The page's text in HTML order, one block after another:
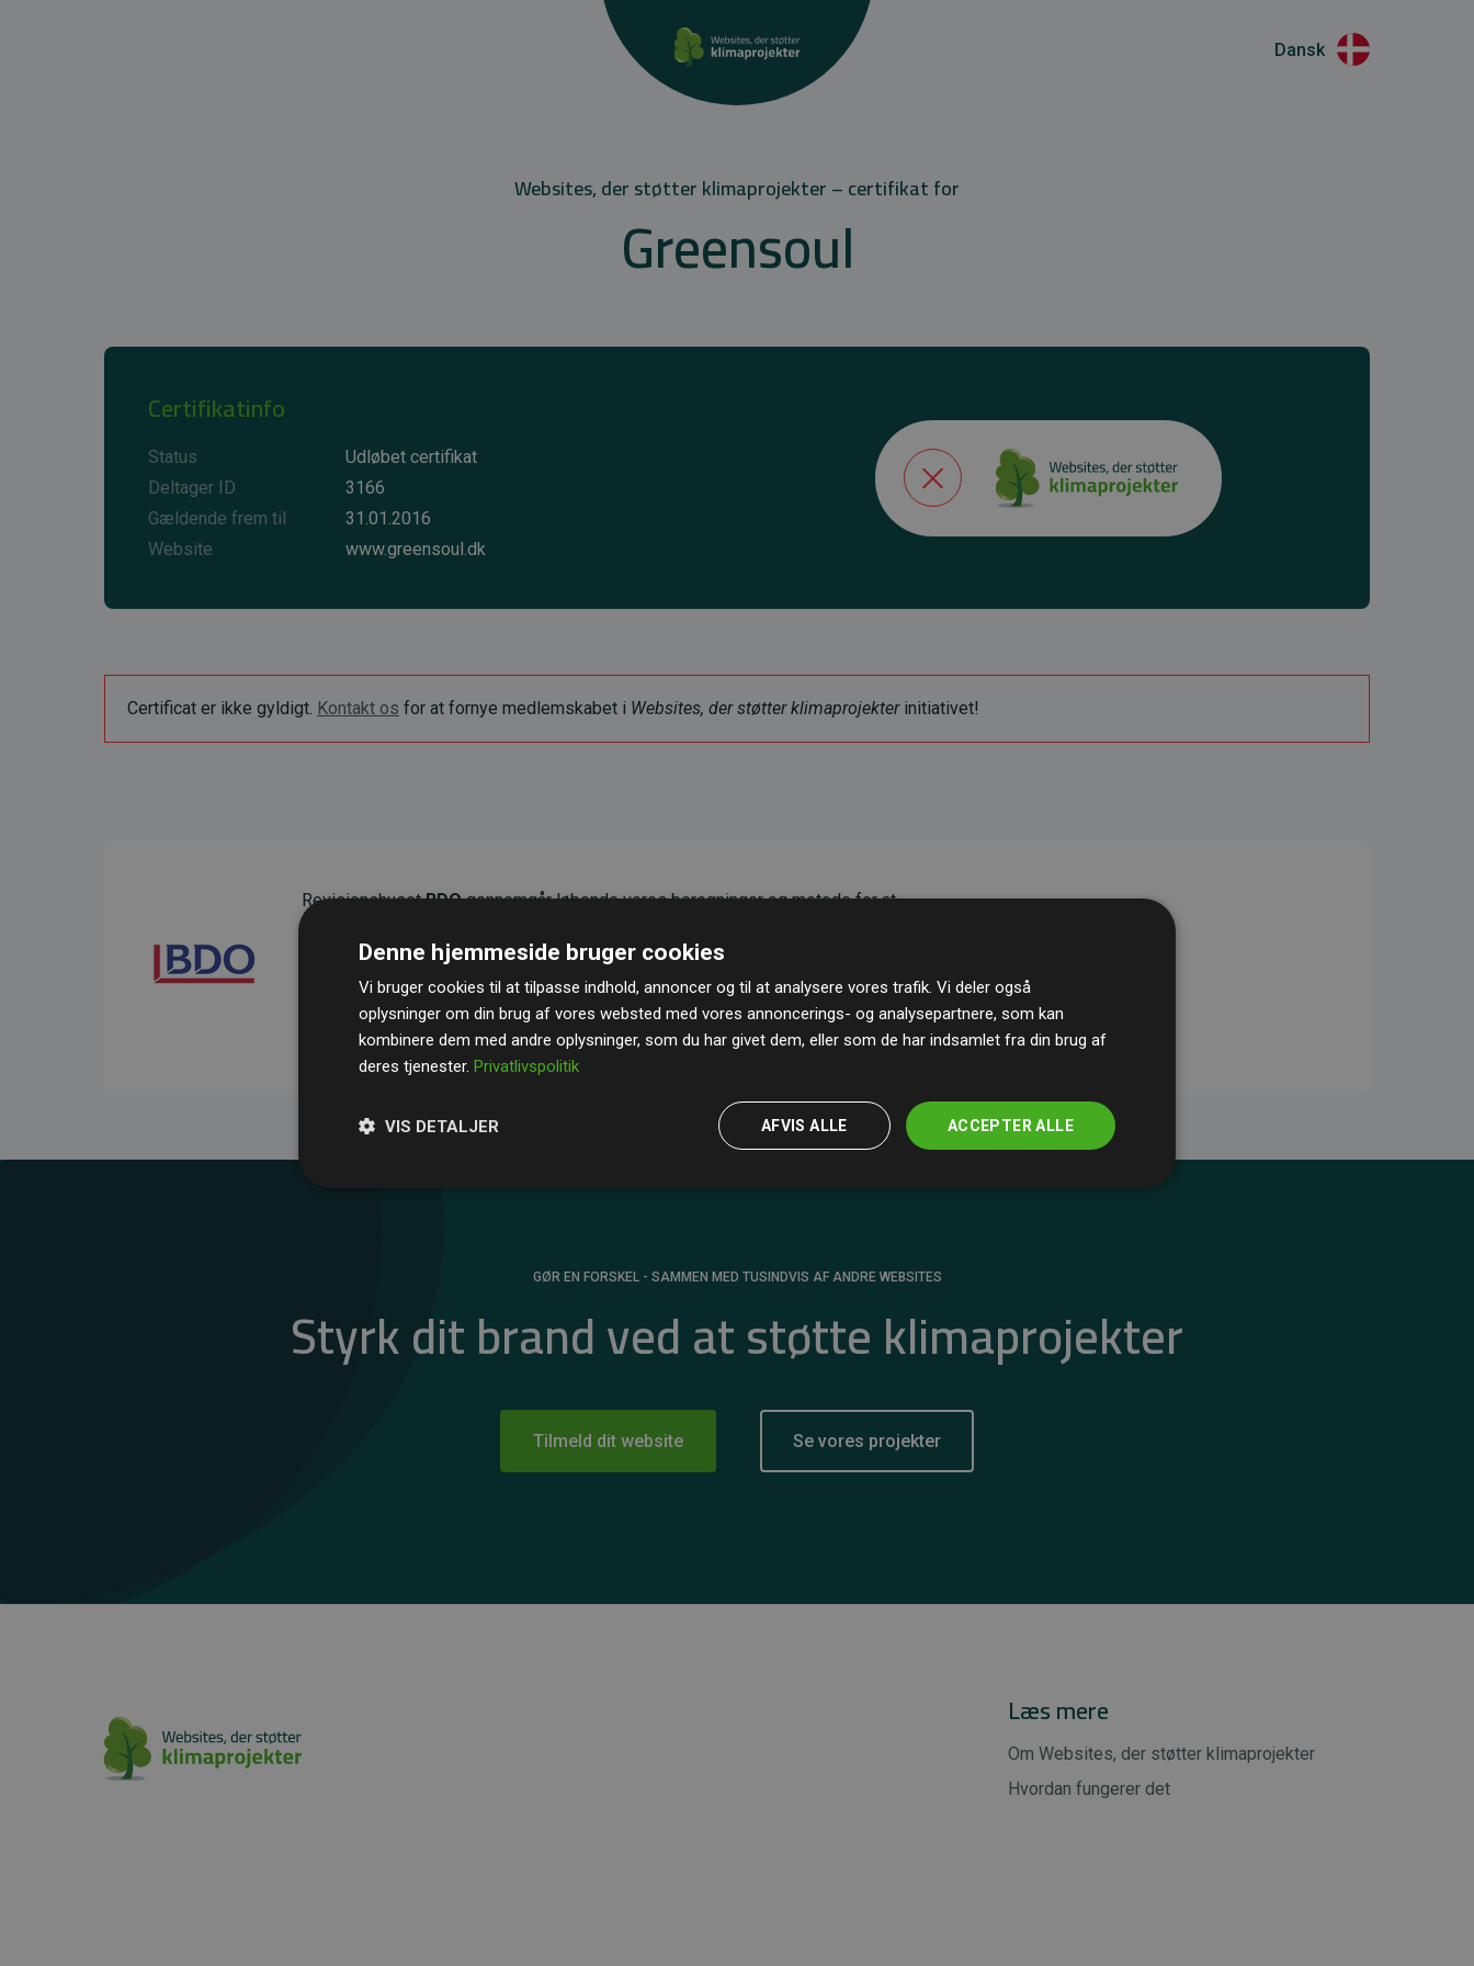
Dansk
Websites, der støtter klimaprojekter – certifikat for
Greensoul
Certifikatinfo
Status
Udløbet certifikat
Deltager ID
3166
Gældende frem til
31.01.2016
Website
www.greensoul.dk
Certificat er ikke gyldigt. Kontakt os for at fornye medlemskabet i Websites, der støtter klimaprojekterinitiativet!
RevisionshusetBDOgennemgår løbende vores beregninger og metode for at
gennemsnit kompenserer for
200% af medlemmernes websites estimerede
CO₂-udledninger .
GØR EN FORSKEL - SAMMEN MED TUSINDVIS AF ANDRE WEBSITES
Styrk dit brand ved at støtte klimaprojekter
Tilmeld dit website Se vores projekter
Læs mere
Om Websites, der støtter klimaprojekter
Hvordan fungerer det
Denne hjemmeside bruger cookies
Vi bruger cookies til at tilpasse indhold, annoncer og til at analysere vores trafik. Vi deler også
oplysninger om din brug af vores websted med vores annoncerings- og analysepartnere, som kan
kombinere dem med andre oplysninger, som du har givet dem, eller som de har indsamlet fra din brug af
deres tjenester. Privatlivspolitik
ACCEPTER ALLE
AFVIS ALLE
VIS DETALJER